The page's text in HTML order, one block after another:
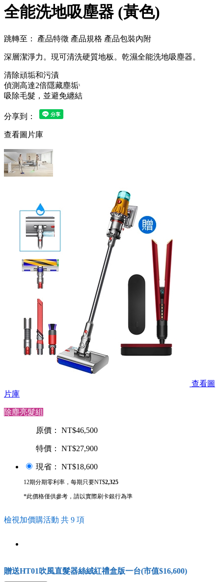
全能洗地吸塵器 (黃色)
跳轉至： 產品特徵 產品規格 產品包裝內附
深層潔淨力。現可清洗硬質地板。乾濕全能洗地吸塵器。
清除頑垢和污漬
偵測高達2倍隱藏塵垢1
吸除毛髮，並避免纏結
分享到：
查看圖片庫
查看圖
片庫
除塵亮髮組
原價： NT$46,500
特價： NT$27,900
現省： NT$18,600
12期分期零利率，每期只要NT$2,325
*此價格僅供參考，請以實際刷卡銀行為準
檢視加價購活動 共 9 項
贈送HT01吹風直髮器絲絨紅禮盒版一台(市值$16,600)